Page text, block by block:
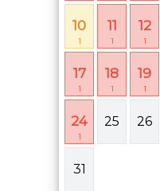
10
1
11
1
12
1
17
1
18
1
19
1
24
1
25 26
31